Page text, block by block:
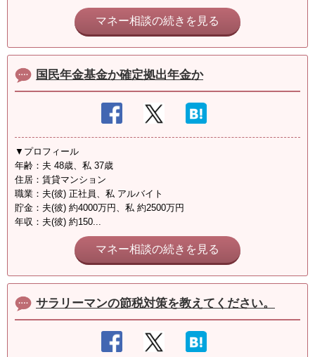
マネー相談の続きを見る
国民年金基金か確定拠出年金か
▼プロフィール
年齢：夫 48歳、私 37歳
住居：賃貸マンション
職業：夫(彼) 正社員、私 アルバイト
貯金：夫(彼) 約4000万円、私 約2500万円
年収：夫(彼) 約150...
マネー相談の続きを見る
サラリーマンの節税対策を教えてください。